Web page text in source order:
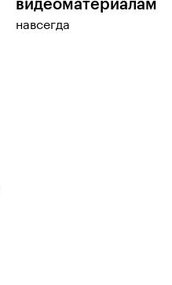
видеоматериалам
навсегда